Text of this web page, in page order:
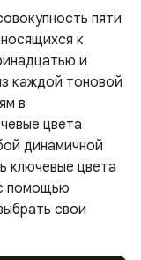
пяти
к
и
каждой тоновой
в
цвета
динамичной
ключевые цвета
помощью
свои